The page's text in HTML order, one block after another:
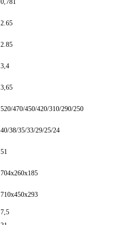
0,781
2.65
2.85
3,4
3,65
520/470/450/420/310/290/250
40/38/35/33/29/25/24
51
704х260х185
710х450х293
7,5